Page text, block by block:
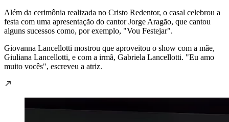
Além da cerimônia realizada no Cristo Redentor, o casal celebrou a
festa com uma apresentação do cantor Jorge Aragão, que cantou
alguns sucessos como, por exemplo, "Vou Festejar".
Giovanna Lancellotti mostrou que aproveitou o show com a mãe,
Giuliana Lancellotti, e com a irmã, Gabriela Lancellotti. "Eu amo
muito vocês", escreveu a atriz.